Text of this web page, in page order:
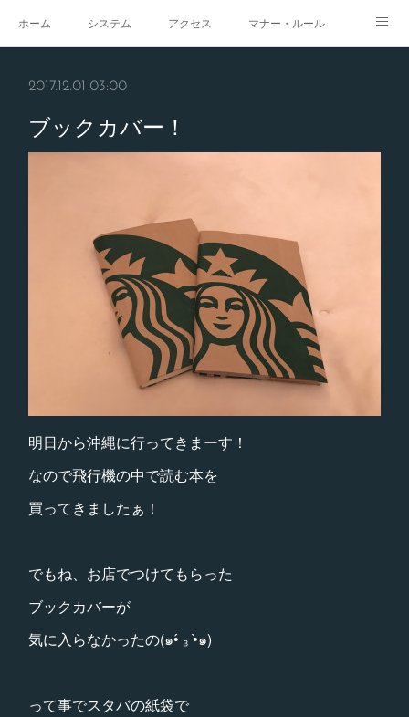
ホーム システム アクセス マナー・ルール
2017.12.01 03:00
ブックカバー！
明日から沖縄に行ってきまーす！
なので飛行機の中で読む本を
買ってきましたぁ！
でもね、お店でつけてもらった
ブックカバーが
気に入らなかったの(๑•́ ₃ •̀๑)
って事でスタバの紙袋で